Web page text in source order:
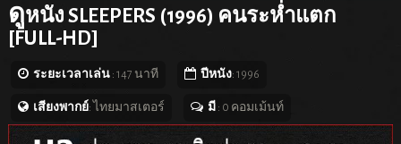
ดูหนัง SLEEPERS (1996) คนระห่ำแตก
[FULL-HD]
ระยะเวลาเล่น: 147 นาที ปีหนัง: 1996
เสียงพากย์: ไทยมาสเตอร์ มี : 0 คอมเม้นท์